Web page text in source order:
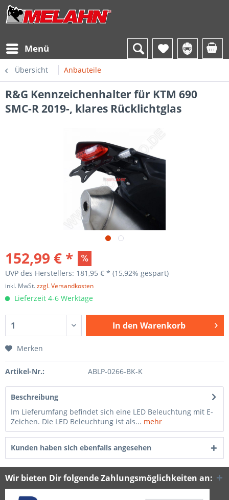
Menü
Übersicht Anbauteile
R&G Kennzeichenhalter für KTM 690
SMC-R 2019-, klares Rücklichtglas
152,99 € *
UVP des Herstellers: 181,95 € * (15,92% gespart)
inkl. MwSt.zzgl. Versandkosten
Lieferzeit 4-6 Werktage
In den Warenkorb
Merken
Artikel-Nr.: ABLP-0266-BK-K
Beschreibung
Im Lieferumfang befindet sich eine LED Beleuchtung mit E-
Zeichen. Die LED Beleuchtung ist als... mehr
Kunden haben sich ebenfalls angesehen
Wir bieten Dir folgende Zahlungsmöglichkeiten an: